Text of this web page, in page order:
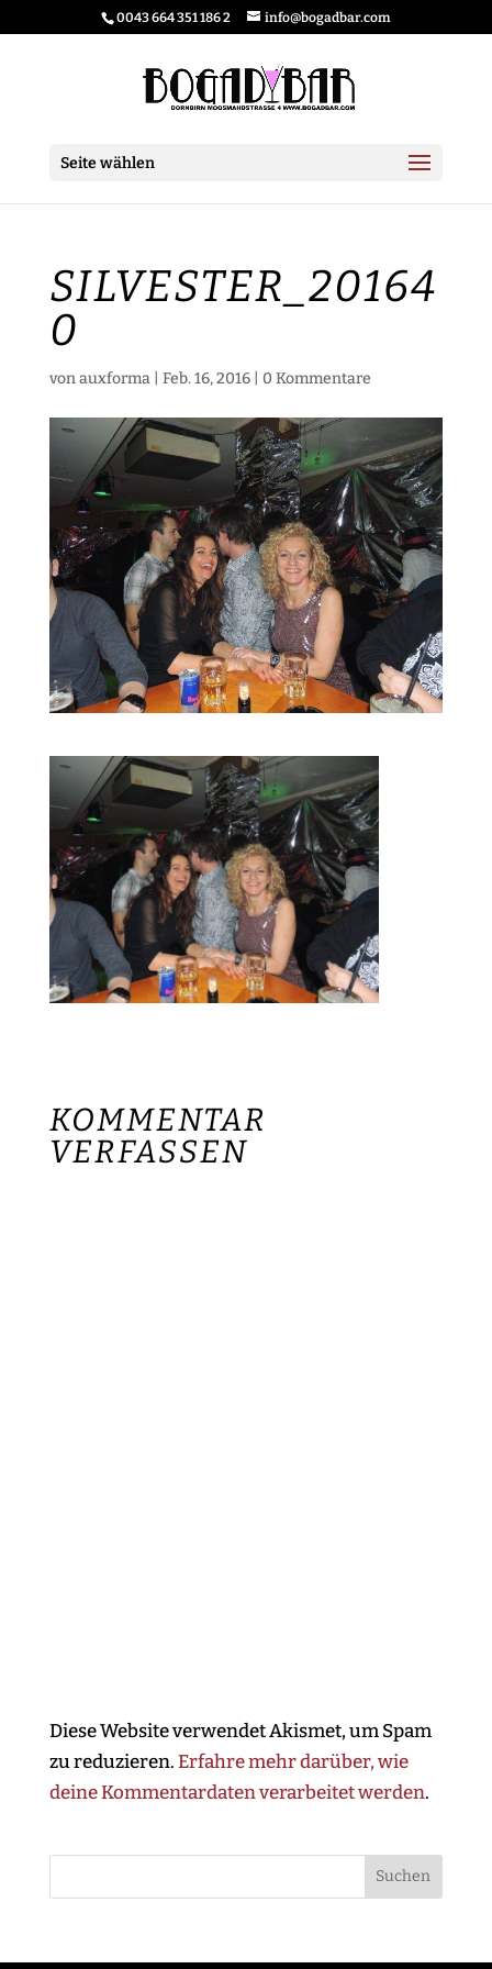
0043 664 351 186 2 info@bogadbar.com
Seite wählen
SILVESTER_20164
0
vonauxforma| Feb. 16, 2016| 0 Kommentare
KOMMENTAR
VERFASSEN
Diese Website verwendet Akismet, um Spam
zu reduzieren.Erfahre mehr darüber, wie
deine Kommentardaten verarbeitet werden.